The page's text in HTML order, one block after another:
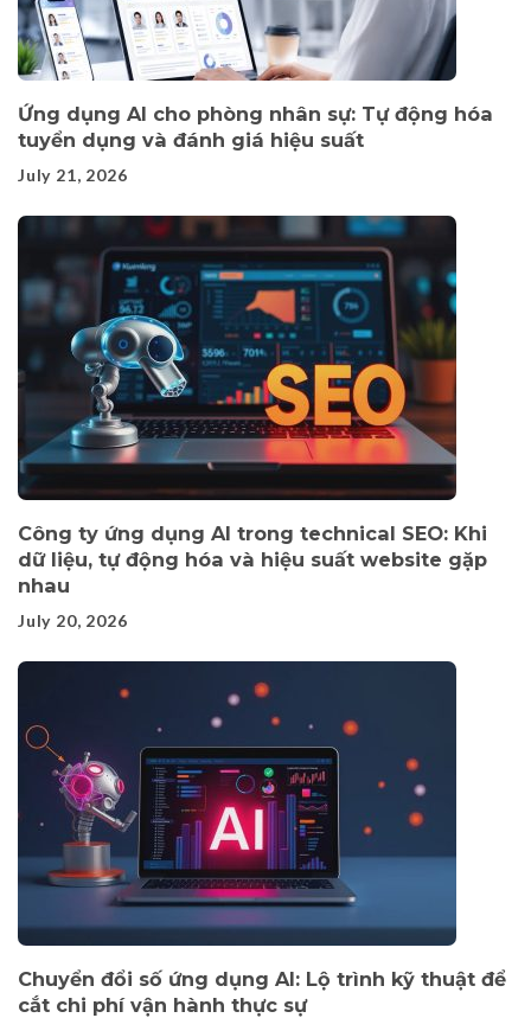
Ứng dụng AI cho phòng nhân sự: Tự động hóa
tuyển dụng và đánh giá hiệu suất
July 21, 2026
Công ty ứng dụng AI trong technical SEO: Khi
dữ liệu, tự động hóa và hiệu suất website gặp
nhau
July 20, 2026
Chuyển đổi số ứng dụng AI: Lộ trình kỹ thuật để
cắt chi phí vận hành thực sự